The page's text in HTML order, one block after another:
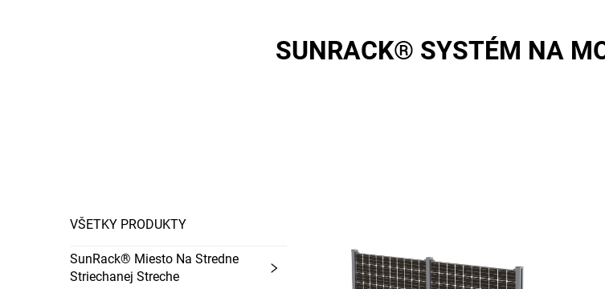
SUNRACK® SYSTÉM NA
VŠETKY PRODUKTY
SunRack® Miesto Na Stredne
Striechanej Streche